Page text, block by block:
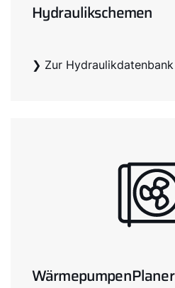
Hydraulikschemen
❯ Zur Hydraulikdatenbank
WärmepumpenPlaner